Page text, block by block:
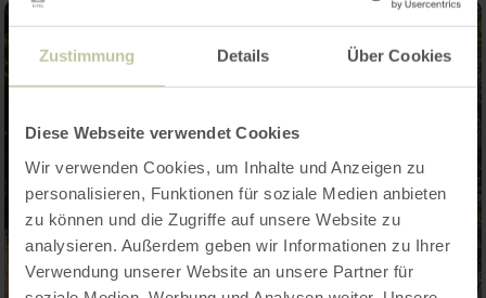
Zustimmung Details Über Cookies
Diese Webseite verwendet Cookies
Wir verwenden Cookies, um Inhalte und Anzeigen zu
personalisieren, Funktionen für soziale Medien anbieten
zu können und die Zugriffe auf unsere Website zu
analysieren. Außerdem geben wir Informationen zu Ihrer
Verwendung unserer Website an unsere Partner für